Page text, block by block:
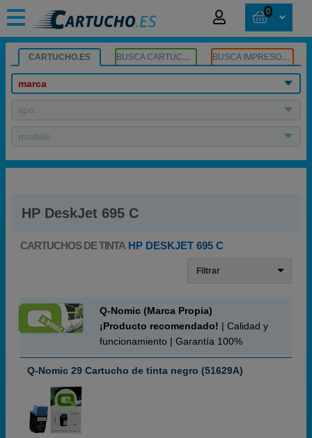
0
CARTUCHO.ES BUSCA CARTUCHOS BUSCA IMPRESORA
marca
tipo
modelo
HP DeskJet 695 C
CARTUCHOS DE TINTA HP DESKJET 695 C
Filtrar
Q-Nomic (Marca Propia)
¡Producto recomendado! | Calidad y
funcionamiento | Garantía 100%
Q-Nomic 29 Cartucho de tinta negro (51629A)